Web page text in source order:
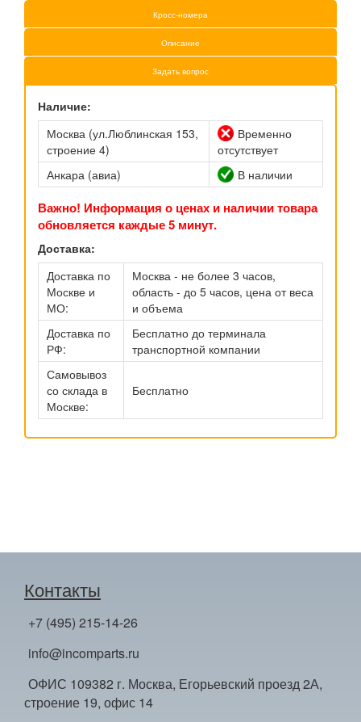
Кросс-номера
Описание
Задать вопрос
Наличие:
Москва (ул.Люблинская 153,
строение 4)
Временно
отсутствует
Анкара (авиа)
В наличии
Важно! Информация о ценах и наличии товара
обновляется каждые 5 минут.
Доставка:
Доставка по
Москве и
МО:
Москва - не более 3 часов,
область - до 5 часов, цена от веса
и объема
Доставка по
РФ:
Бесплатно до терминала
транспортной компании
Самовывоз
со склада в
Москве:
Бесплатно
Контакты
+7 (495) 215-14-26
info@incomparts.ru
ОФИС 109382 г. Москва, Егорьевский проезд 2А,
строение 19, офис 14